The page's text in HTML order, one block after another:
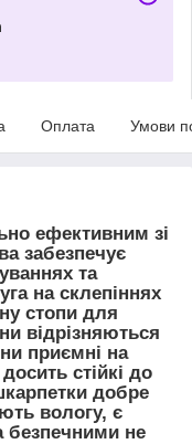
Оплата Умови
ефективним зі
забезпечує
та
на склепіннях
стопи для
відрізняються
приємні на
стійкі до
добре
вологу, є
безпечними не